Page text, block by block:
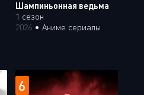
Шампиньонная ведьма
1 сезон
2026 • Аниме сериалы
6